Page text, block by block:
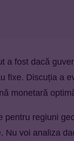
a fost dacă
fixe. Discuția a
monetară
pentru regiuni
Nu voi analiza